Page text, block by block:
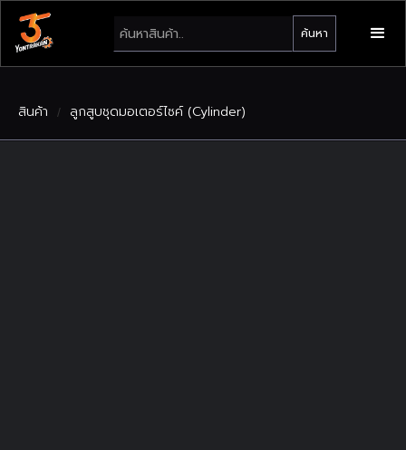
สินค้า / ลูกสูบชุดมอเตอร์ไซค์ (Cylinder)